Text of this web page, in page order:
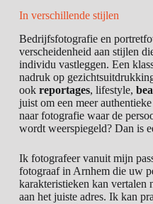
In verschillende stijlen
Bedrijfsfotografie en
verscheidenheid aan stijlen
individu vastleggen. Een
nadruk op
ook reportages, lifestyle,
juist om een meer
naar fotografie waar de
wordt weerspiegeld? Dan is
Ik fotografeer vanuit mijn
fotograaf in Arnhem die uw
karakteristieken kan vertalen
aan het juiste adres. Ik kan